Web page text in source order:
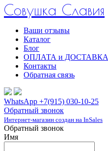
Совушка Славия
Ваши отзывы
Каталог
Блог
ОПЛАТА и ДОСТАВКА
Контакты
Обратная связь
WhatsApp +7(915) 030-10-25
Обратный звонок
Интернет-магазин создан на InSales
Обратный звонок
Имя